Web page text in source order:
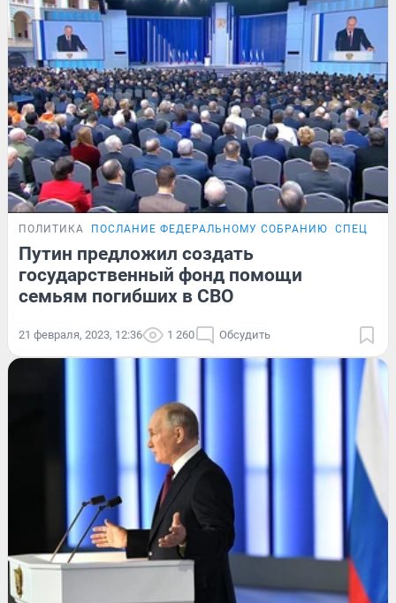
ПОЛИТИКА ПОСЛАНИЕ ФЕДЕРАЛЬНОМУ СОБРАНИЮ
Путин предложил создать
государственный фонд помощи
семьям погибших в СВО
21 февраля, 2023, 12:36 1 260 Обсудить